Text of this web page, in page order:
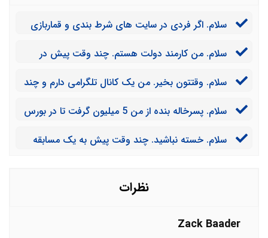
سلام. اگر فردی در سایت های شرط بندی و قماربازی
شناخته می شود؟
سلام. من کارمند دولت هستم. چند وقت پیش در
شدم. آن را با حساب بانکی خود برداشت زدم و نمی دانستم
سلام. وقتتون بخیر. من یک کانال تلگرامی دارم و چند
مبلغش را به حسابم زدند. آیا مجازات می شوم؟
سلام. پسرخاله بنده از من 5 میلیون گرفت تا در بورس
های شرط بندی فعالیت می کند. آیا می توانم از او شکایت
سلام. خسته نباشید. چند وقت پیش به یک مسابقه
نظرات
Zack Baader